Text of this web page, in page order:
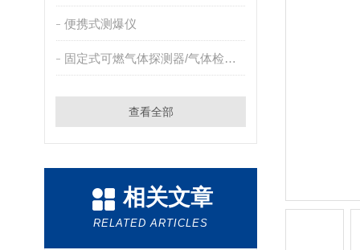
便携式测爆仪
固定式可燃气体探测器/气体检测报警器
查看全部
相关文章
RELATED ARTICLES